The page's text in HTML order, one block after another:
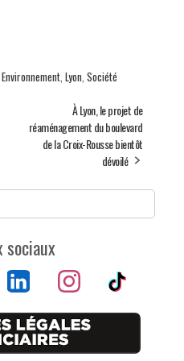
Environnement, Lyon Société
À Lyon, le projet de
réaménagement du boulevard
de la Croix-Rousse bientôt
dévoilé
sociaux